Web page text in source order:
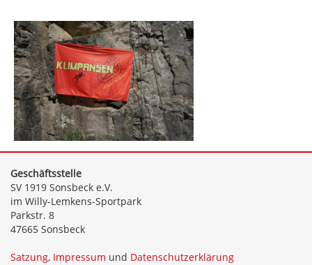
Geschäftsstelle
SV 1919 Sonsbeck e.V.
im Willy-Lemkens-Sportpark
Parkstr. 8
47665 Sonsbeck
Satzung, Impressum und Datenschutzerklärung